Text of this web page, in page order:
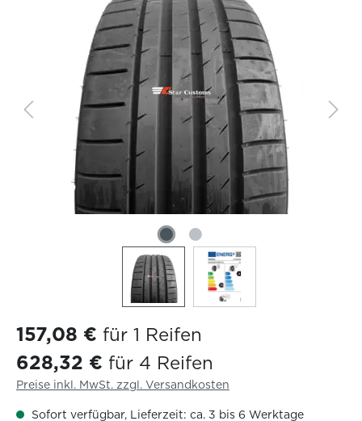
157,08 € für 1 Reifen
628,32 € für 4 Reifen
Preise inkl. MwSt. zzgl. Versandkosten
Sofort verfügbar, Lieferzeit: ca. 3 bis 6 Werktage